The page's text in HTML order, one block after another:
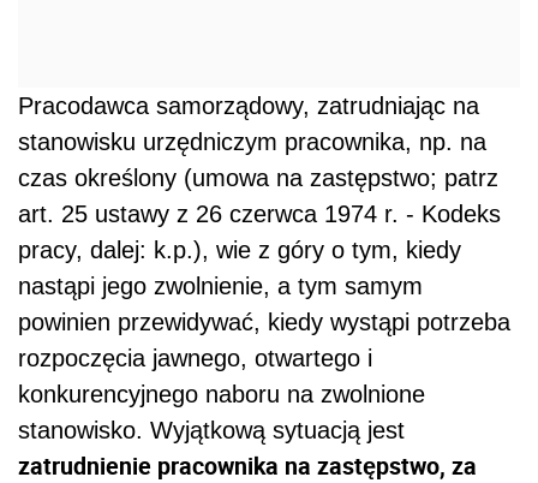
Pracodawca samorządowy, zatrudniając na
stanowisku urzędniczym pracownika, np. na
czas określony (umowa na zastępstwo; patrz
art. 25 ustawy z 26 czerwca 1974 r. - Kodeks
pracy, dalej: k.p.), wie z góry o tym, kiedy
nastąpi jego zwolnienie, a tym samym
powinien przewidywać, kiedy wystąpi potrzeba
rozpoczęcia jawnego, otwartego i
konkurencyjnego naboru na zwolnione
stanowisko. Wyjątkową sytuacją jest
zatrudnienie pracownika na zastępstwo, za